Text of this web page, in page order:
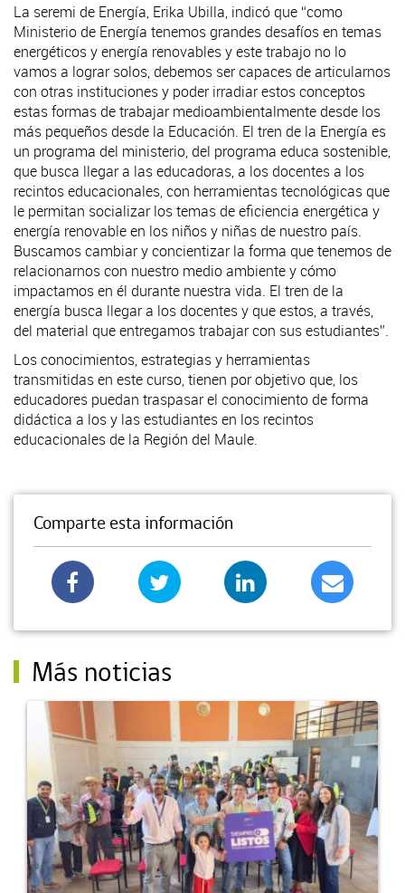
La seremi de Energía, Erika Ubilla, indicó que “como
Ministerio de Energía tenemos grandes desafíos en temas
energéticos y energía renovables y este trabajo no lo
vamos a lograr solos, debemos ser capaces de articularnos
con otras instituciones y poder irradiar estos conceptos
estas formas de trabajar medioambientalmente desde los
más pequeños desde la Educación. El tren de la Energía es
un programa del ministerio, del programa educa sostenible,
que busca llegar a las educadoras, a los docentes a los
recintos educacionales, con herramientas tecnológicas que
le permitan socializar los temas de eficiencia energética y
energía renovable en los niños y niñas de nuestro país.
Buscamos cambiar y concientizar la forma que tenemos de
relacionarnos con nuestro medio ambiente y cómo
impactamos en él durante nuestra vida. El tren de la
energía busca llegar a los docentes y que estos, a través,
del material que entregamos trabajar con sus estudiantes”.
Los conocimientos, estrategias y herramientas
transmitidas en este curso, tienen por objetivo que, los
educadores puedan traspasar el conocimiento de forma
didáctica a los y las estudiantes en los recintos
educacionales de la Región del Maule.
Comparte esta información
Más noticias